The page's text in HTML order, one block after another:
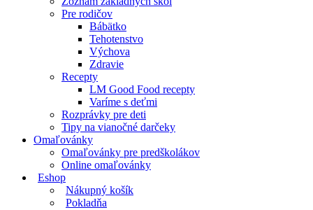
Pre rodičov
Bábätko
Tehotenstvo
Výchova
Zdravie
Recepty
LM Good Food recepty
Varíme s deťmi
Rozprávky pre deti
Tipy na vianočné darčeky
Omaľovánky
Omaľovánky pre predškolákov
Online omaľovánky
Eshop
Nákupný košík
Pokladňa